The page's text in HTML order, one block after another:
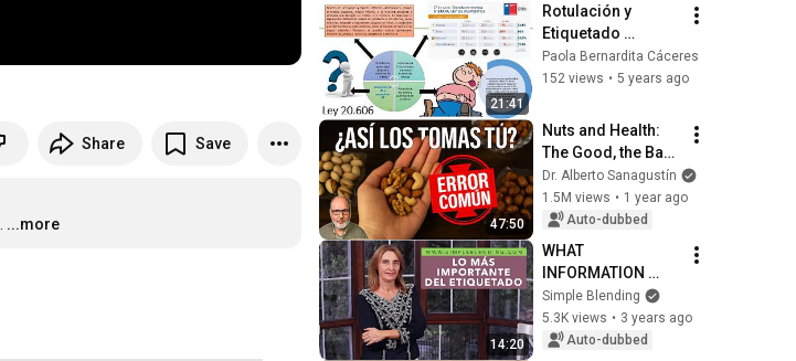
Share Save
...more
21:41
Rotulación y
Etiquetado
nutricional
Paola Bernardita Cáceres
152 views • 5 years ago
47:50
Nuts and Health:
The Good, the Bad,
and What No One
Tells You
Dr. Alberto Sanagustín
1.5M views • 1 year ago
Auto-dubbed
14:20
WHAT
INFORMATION
SHOULD BE ON THE
LABEL? | Learn to
read food labels.
Simple Blending
5.3K views • 3 years ago
Auto-dubbed